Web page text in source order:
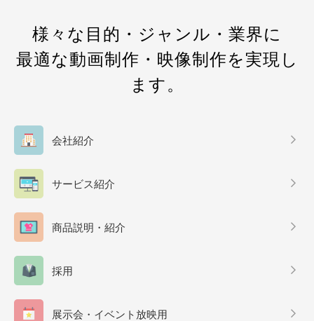
様々な目的・ジャンル・業界に
最適な動画制作・映像制作を実現し
ます。
会社紹介
サービス紹介
商品説明・紹介
採用
展示会・イベント放映用